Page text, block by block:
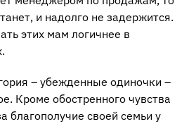
и надолго не задержится.
этих мам логичнее в
– убежденные одиночки –
Кроме обостренного чувства
благополучие своей семьи у